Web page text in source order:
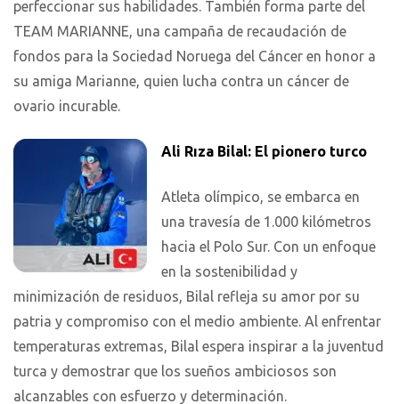
perfeccionar sus habilidades. También forma parte del
TEAM MARIANNE, una campaña de recaudación de
fondos para la Sociedad Noruega del Cáncer en honor a
su amiga Marianne, quien lucha contra un cáncer de
ovario incurable.
Ali Rıza Bilal: El pionero turco
Atleta olímpico, se embarca en
una travesía de 1.000 kilómetros
hacia el Polo Sur. Con un enfoque
en la sostenibilidad y
minimización de residuos, Bilal refleja su amor por su
patria y compromiso con el medio ambiente. Al enfrentar
temperaturas extremas, Bilal espera inspirar a la juventud
turca y demostrar que los sueños ambiciosos son
alcanzables con esfuerzo y determinación.